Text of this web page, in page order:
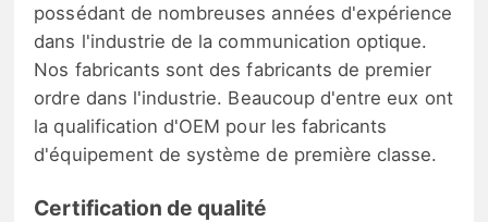
possédant de nombreuses années d'expérience
dans l'industrie de la communication optique.
Nos fabricants sont des fabricants de premier
ordre dans l'industrie. Beaucoup d'entre eux ont
la qualification d'OEM pour les fabricants
d'équipement de système de première classe.
Certification de qualité